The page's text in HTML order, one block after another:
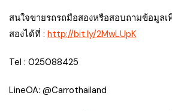
สนใจขายรถรถมือสองหรือสอบถามข้อมูลเ
สองได้ที่ : http://bit.ly/2MwLUpK
Tel : 025088425
LineOA: @Carrothailand